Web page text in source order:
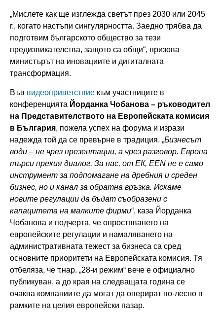
„Мислете как ще изглежда светът през 2030 или 2045
г., когато настъпи сингулярността. Заедно трябва да
подготвим българското общество за тези
предизвикателства, защото са общи“, призова
министърът на иновациите и дигиталната
трансформация.
Във видеоприветствие към участниците в
конференцията Йорданка Чобанова – ръководител
на Представителството на Европейската комисия
в България, пожела успех на форума и изрази
надежда той да се превърне в традиция. „Бизнесът
води – не чрез презентации, а чрез разговор. Европа
търси прекия диалог. За нас, от ЕК, EEN не е само
инструмент за подпомагане на дребния и среден
бизнес, но и канал за обратна връзка. Искаме
новите регулации да бъдат съобразени с
капацитета на малките фирми“, каза Йорданка
Чобанова и подчерта, че опростяването на
европейските регулации и намаляването на
административната тежест за бизнеса са сред
основните приоритети на Европейската комисия. Тя
отбеляза, че т.нар. „28-и режим“ вече е официално
публикуван, а до края на следващата година се
очаква компаниите да могат да оперират по-лесно в
рамките на целия европейски пазар.